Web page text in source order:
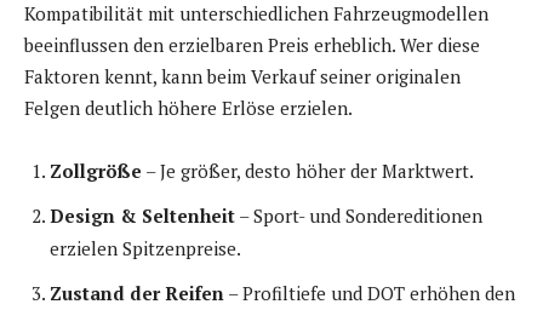
Kompatibilität mit unterschiedlichen Fahrzeugmodellen
beeinflussen den erzielbaren Preis erheblich. Wer diese
Faktoren kennt, kann beim Verkauf seiner originalen
Felgen deutlich höhere Erlöse erzielen.
Zollgröße – Je größer, desto höher der Marktwert.
Design & Seltenheit – Sport- und Sondereditionen
erzielen Spitzenpreise.
Zustand der Reifen – Profiltiefe und DOT erhöhen den